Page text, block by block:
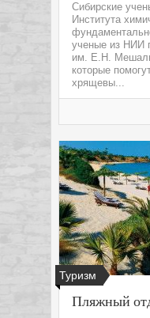
Сибирские
Института
ученые из НИИ
им. Е.Н.
которые
хрящевы...
Туризм
Пляжный